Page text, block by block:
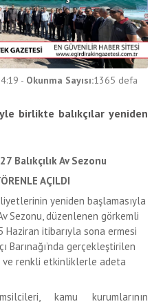
- Okunma Sayısı:1365 defa
birlikte balıkçılar yeniden
Balıkçılık Av Sezonu
AÇILDI
yeniden başlamasıyla
Sezonu, düzenlenen görkemli
Haziran itibarıyla sona ermesi
Barınağı’nda gerçekleştirilen
ve renkli etkinliklerle adeta
kamu kurumlarının